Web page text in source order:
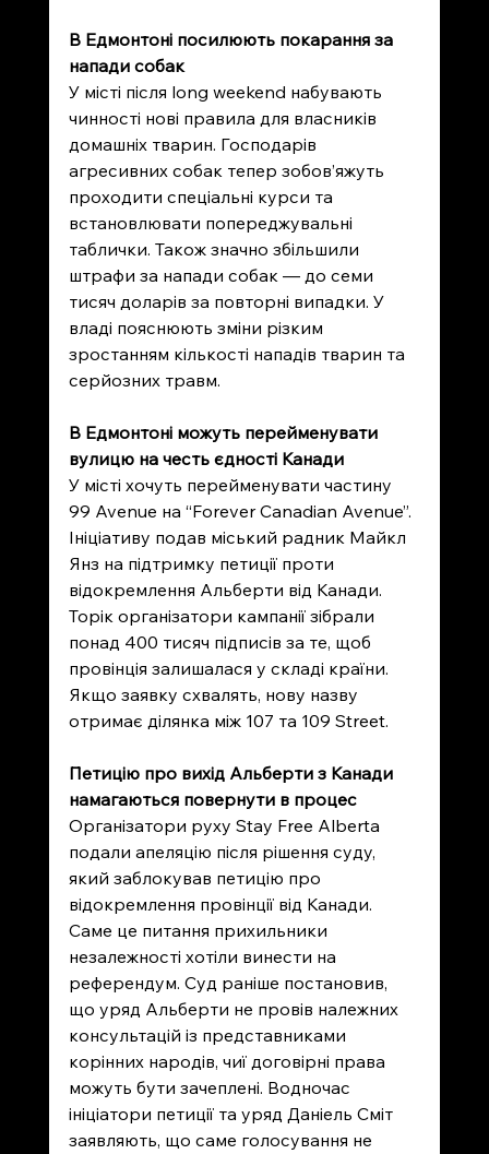
В Едмонтоні посилюють покарання за
напади собак
У місті після long weekend набувають
чинності нові правила для власників
домашніх тварин. Господарів
агресивних собак тепер зобов’яжуть
проходити спеціальні курси та
встановлювати попереджувальні
таблички. Також значно збільшили
штрафи за напади собак — до семи
тисяч доларів за повторні випадки. У
владі пояснюють зміни різким
зростанням кількості нападів тварин та
серйозних травм.
В Едмонтоні можуть перейменувати
вулицю на честь єдності Канади
У місті хочуть перейменувати частину
99 Avenue на “Forever Canadian Avenue”.
Ініціативу подав міський радник Майкл
Янз на підтримку петиції проти
відокремлення Альберти від Канади.
Торік організатори кампанії зібрали
понад 400 тисяч підписів за те, щоб
провінція залишалася у складі країни.
Якщо заявку схвалять, нову назву
отримає ділянка між 107 та 109 Street.
Петицію про вихід Альберти з Канади
намагаються повернути в процес
Організатори руху Stay Free Alberta
подали апеляцію після рішення суду,
який заблокував петицію про
відокремлення провінції від Канади.
Саме це питання прихильники
незалежності хотіли винести на
референдум. Суд раніше постановив,
що уряд Альберти не провів належних
консультацій із представниками
корінних народів, чиї договірні права
можуть бути зачеплені. Водночас
ініціатори петиції та уряд Даніель Сміт
заявляють, що саме голосування не